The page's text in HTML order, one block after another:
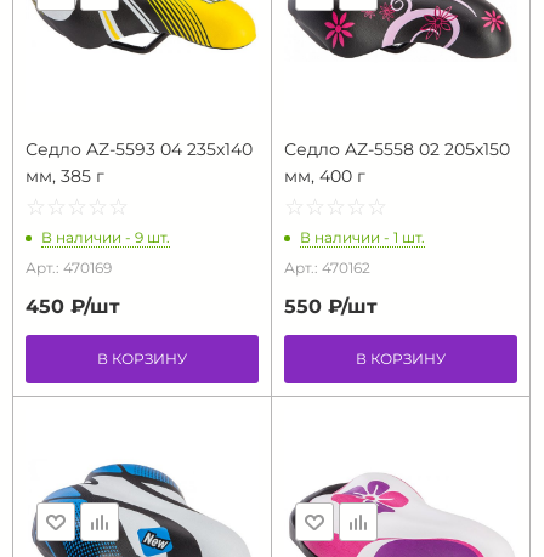
Седло AZ-5593 04 235x140
мм, 385 г
☆ ☆ ☆ ☆ ☆
★ ★ ★ ★ ★
В наличии - 9 шт.
Арт.: 470169
450 ₽/шт
В КОРЗИНУ
Седло AZ-5558 02 205x150
мм, 400 г
☆ ☆ ☆ ☆ ☆
★ ★ ★ ★ ★
В наличии - 1 шт.
Арт.: 470162
550 ₽/шт
В КОРЗИНУ